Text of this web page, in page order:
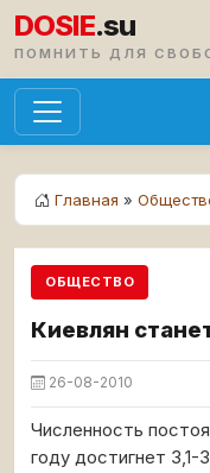
DOSIE.su
ПОМНИТЬ ДЛЯ
Главная »
ОБЩЕСТВО
Киевлян
26-08-2010
Численность
году достигнет